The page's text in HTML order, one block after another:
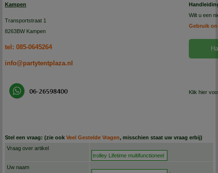
Kampen
Transportstraat 1
8263BW Kampen
tel: 085-0645264
info@partytentplaza.nl
Wilt u een
Gebruik
Klik hier
Stel een vraag: (zie ook Veel Gestelde Vragen, misschien staat uw vraag erbij)
Vraag over artikel
Uw naam